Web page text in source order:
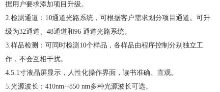
据用户要求添加项目升级。
2.检测通道：10通道光路系统，可根据客户需求划分项目通道。可升
级为32通道、48通道和96 通道光路系统。
3.样品检测：可同时检测10个样品，各样品由程序控制分别独立工
作，不会互相干扰。
4.5.1寸液晶屏显示，人性化操作界面，读书准确、直观。
5.光源波长：410nm--850 nm多种光源波长可选。